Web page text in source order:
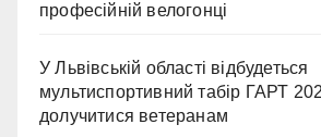
професійній велогонці
У Львівській області відбудеться
мультиспортивний табір ГАРТ
долучитися ветеранам